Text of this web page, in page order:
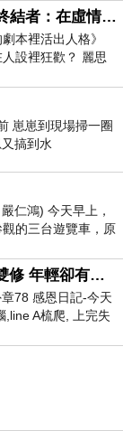
一再被證實
並不需要建
，而只需要
協助他對真
段」，就足
教育的嚴密
道的例子：
一生的夢想
系。現在的
非常渺茫。
的高中生考
少數機會之
道，讓他取
和AI 共創小說，《套路終結者：在虛情假意的劇本裡活出人格》
本裡活出人格》
設裡狂歡？ 麗思
昏
崽崽到現場掃一圈
搞到水
仁鴻) 今天早上，
的三台遊覽車，原
，卻發
小護師番外章78 > 福慧雙修 年輕卻有個老靈魂 ㄑ金剛經〉podcast
78 感恩日記-今天
,line A梳爬, 上完失